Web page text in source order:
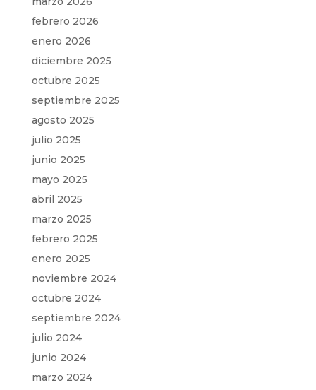
febrero 2026
enero 2026
diciembre 2025
octubre 2025
septiembre 2025
agosto 2025
julio 2025
junio 2025
mayo 2025
abril 2025
marzo 2025
febrero 2025
enero 2025
noviembre 2024
octubre 2024
septiembre 2024
julio 2024
junio 2024
marzo 2024